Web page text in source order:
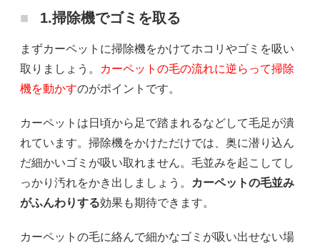
1.掃除機でゴミを取る
まずカーペットに掃除機をかけてホコリやゴミを吸い
取りましょう。
カーペットの毛の流れに逆らって掃除
機を動かすのがポイントです。
カーペットは日頃から足で踏まれるなどして毛足が潰
れています。掃除機をかけただけでは、奥に潜り込ん
だ細かいゴミが吸い取れません。毛並みを起こしてし
っかり汚れをかき出しましょう。
カーペットの毛並み
がふんわりする効果も期待できます。
カーペットの毛に絡んで細かなゴミが吸い出せない場